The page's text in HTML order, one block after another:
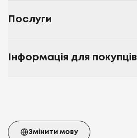
Послуги
Інформація для покупців
Змінити мову